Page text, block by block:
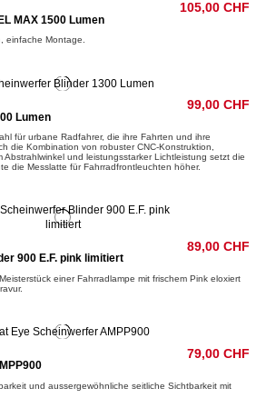
MAX 1500 Lumen
105,00 CHF
einfache Montage.
Lumen
99,00 CHF
für urbane Radfahrer, die ihre Fahrten und ihre
die Kombination von robuster CNC-Konstruktion,
Abstrahlwinkel und leistungsstarker Lichtleistung setzt die
die Messlatte für Fahrradfrontleuchten höher.
900 E.F. pink limitiert
89,00 CHF
einer Fahrradlampe mit frischem Pink eloxiert
79,00 CHF
und aussergewöhnliche seitliche Sichtbarkeit mit